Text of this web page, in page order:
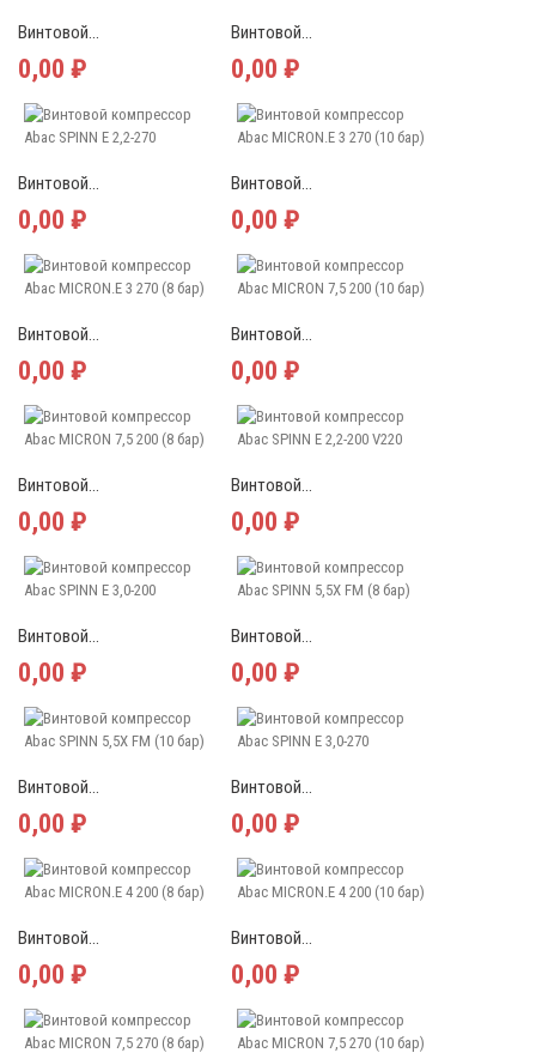
Винтовой...
0,00 ₽
Винтовой...
0,00 ₽
Винтовой...
0,00 ₽
Винтовой...
0,00 ₽
Винтовой...
0,00 ₽
Винтовой...
0,00 ₽
Винтовой...
0,00 ₽
Винтовой...
0,00 ₽
Винтовой...
0,00 ₽
Винтовой...
0,00 ₽
Винтовой...
0,00 ₽
Винтовой...
0,00 ₽
Винтовой...
0,00 ₽
Винтовой...
0,00 ₽